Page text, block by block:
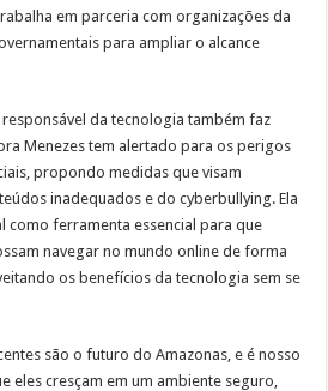
em parceria com organizações da
para ampliar o alcance
da tecnologia também faz
Menezes tem alertado para os perigos
propondo medidas que visam
inadequados e do cyberbullying. Ela
como ferramenta essencial para que
navegar no mundo online de forma
os benefícios da tecnologia sem se
são o futuro do Amazonas, e é nosso
eles cresçam em um ambiente seguro,